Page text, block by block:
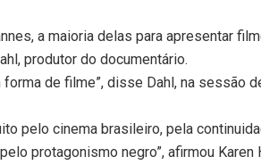
a maioria delas para apresentar
produtor do documentário.
de filme”, disse Dahl, na sessão
pelo cinema brasileiro, pela
protagonismo negro”, afirmou Karen